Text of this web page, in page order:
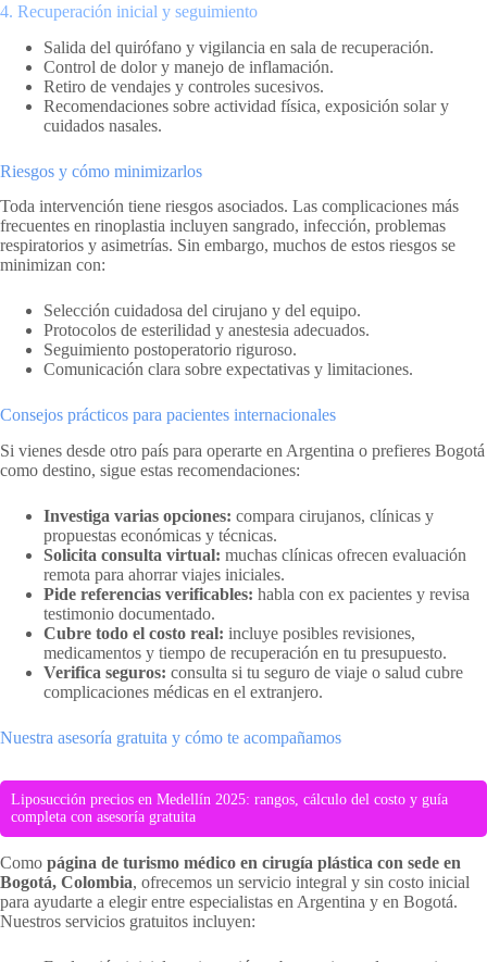
4. Recuperación inicial y seguimiento
Salida del quirófano y vigilancia en sala de recuperación.
Control de dolor y manejo de inflamación.
Retiro de vendajes y controles sucesivos.
Recomendaciones sobre actividad física, exposición solar y
cuidados nasales.
Riesgos y cómo minimizarlos
Toda intervención tiene riesgos asociados. Las complicaciones más
frecuentes en rinoplastia incluyen sangrado, infección, problemas
respiratorios y asimetrías. Sin embargo, muchos de estos riesgos se
minimizan con:
Selección cuidadosa del cirujano y del equipo.
Protocolos de esterilidad y anestesia adecuados.
Seguimiento postoperatorio riguroso.
Comunicación clara sobre expectativas y limitaciones.
Consejos prácticos para pacientes internacionales
Si vienes desde otro país para operarte en Argentina o prefieres Bogotá
como destino, sigue estas recomendaciones:
Investiga varias opciones: compara cirujanos, clínicas y
propuestas económicas y técnicas.
Solicita consulta virtual: muchas clínicas ofrecen evaluación
remota para ahorrar viajes iniciales.
Pide referencias verificables: habla con ex pacientes y revisa
testimonio documentado.
Cubre todo el costo real: incluye posibles revisiones,
medicamentos y tiempo de recuperación en tu presupuesto.
Verifica seguros: consulta si tu seguro de viaje o salud cubre
complicaciones médicas en el extranjero.
Nuestra asesoría gratuita y cómo te acompañamos
Liposucción precios en Medellín 2025: rangos, cálculo del costo y guía
completa con asesoría gratuita
Como página de turismo médico en cirugía plástica con sede en
Bogotá, Colombia, ofrecemos un servicio integral y sin costo inicial
para ayudarte a elegir entre especialistas en Argentina y en Bogotá.
Nuestros servicios gratuitos incluyen: